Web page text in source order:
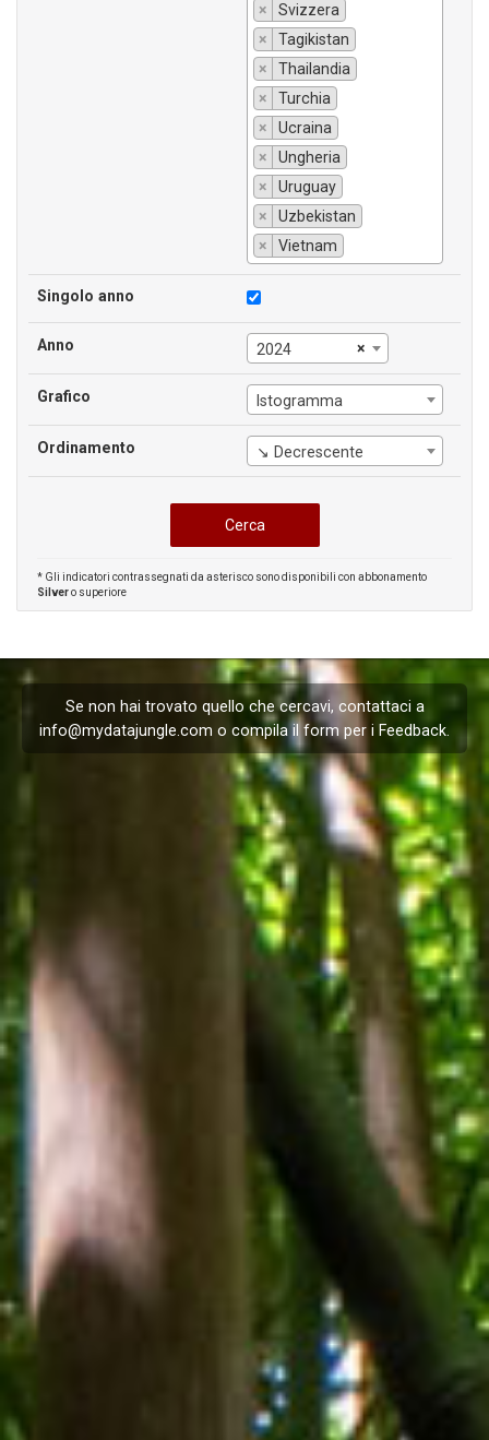
×
Svizzera
×
Tagikistan
×
Thailandia
×
Turchia
×
Ucraina
×
Ungheria
×
Uruguay
×
Uzbekistan
×
Vietnam
Singolo anno
Anno ×
2024
Grafico Istogramma
Ordinamento ↘ Decrescente
* Gli indicatori contrassegnati da asterisco sono disponibili con abbonamento
Silvero superiore
Se non hai trovato quello che cercavi, contattaci a
info@mydatajungle.com o compila il form per i Feedback